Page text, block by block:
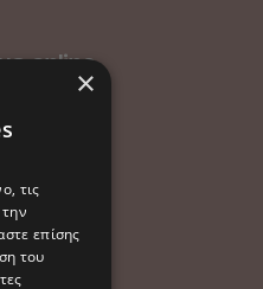
online
×
τις
επίσης
του